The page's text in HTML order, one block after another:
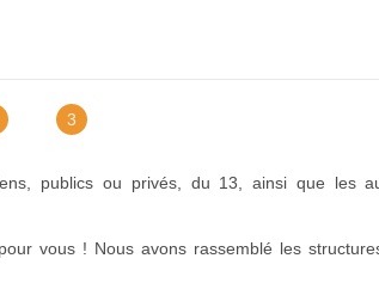
3
publics ou privés, du 13, ainsi que les
vous ! Nous avons rassemblé les